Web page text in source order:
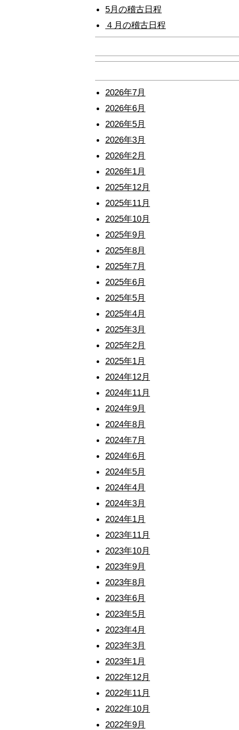
5月の稽古日程
４月の稽古日程
2026年7月
2026年6月
2026年5月
2026年3月
2026年2月
2026年1月
2025年12月
2025年11月
2025年10月
2025年9月
2025年8月
2025年7月
2025年6月
2025年5月
2025年4月
2025年3月
2025年2月
2025年1月
2024年12月
2024年11月
2024年9月
2024年8月
2024年7月
2024年6月
2024年5月
2024年4月
2024年3月
2024年1月
2023年11月
2023年10月
2023年9月
2023年8月
2023年6月
2023年5月
2023年4月
2023年3月
2023年1月
2022年12月
2022年11月
2022年10月
2022年9月